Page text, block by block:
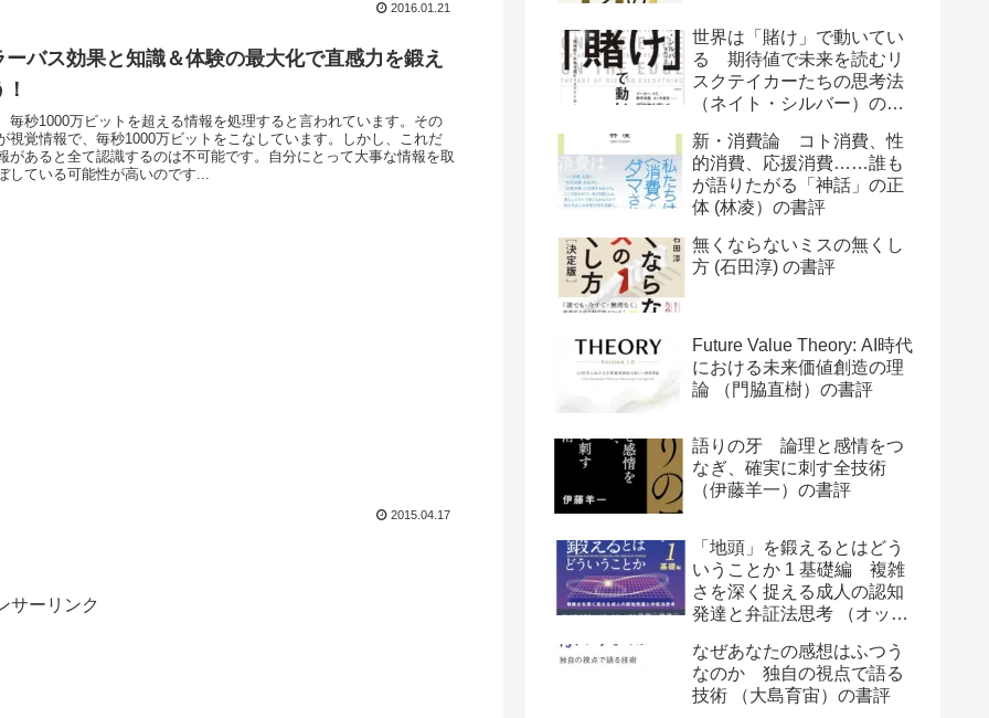
2016.01.21
ーバス効果と知識＆体験の最大化で直感力を鍛え
毎秒1000万ビットを超える情報を処理すると言われています。その
視覚情報で、毎秒1000万ビットをこなしています。しかし、これだ
があると全て認識するのは不可能です。自分にとって大事な情報を取
している可能性が高いのです...
2015.04.17
サーリンク
世界は「賭け」で動いてい
る 期待値で未来を読むリ
スクテイカーたちの思考法
（ネイト・シルバー）の書
新・消費論 コト消費、性
的消費、応援消費……誰も
が語りたがる「神話」の正
体 (林凌）の書評
無くならないミスの無くし
方 (石田淳) の書評
Future Value Theory: AI時代
における未来価値創造の理
論 （門脇直樹）の書評
語りの牙 論理と感情をつ
なぎ、確実に刺す全技術
（伊藤羊一）の書評
「地頭」を鍛えるとはどう
いうことか 1 基礎編 複雑
さを深く捉える成人の認知
発達と弁証法思考 （オット
なぜあなたの感想はふつう
なのか 独自の視点で語る
技術 （大島育宙）の書評